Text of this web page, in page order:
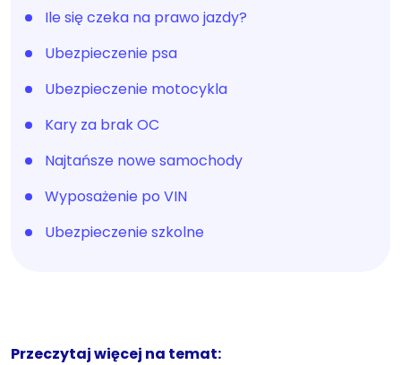
Ile się czeka na prawo jazdy?
Ubezpieczenie psa
Ubezpieczenie motocykla
Kary za brak OC
Najtańsze nowe samochody
Wyposażenie po VIN
Ubezpieczenie szkolne
Przeczytaj więcej na temat: